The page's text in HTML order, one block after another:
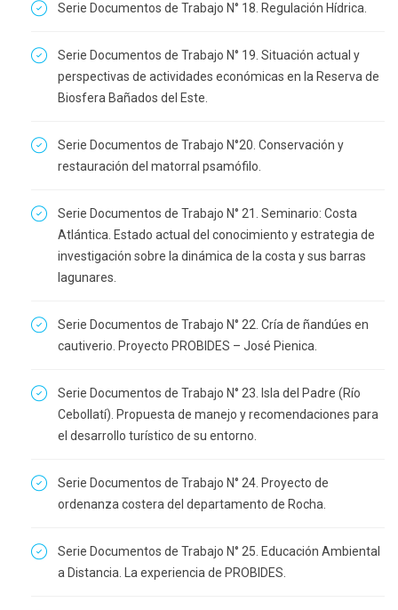
Serie Documentos de Trabajo N° 18. Regulación Hídrica.
Serie Documentos de Trabajo N° 19. Situación actual y
perspectivas de actividades económicas en la Reserva de
Biosfera Bañados del Este.
Serie Documentos de Trabajo N°20. Conservación y
restauración del matorral psamófilo.
Serie Documentos de Trabajo N° 21. Seminario: Costa
Atlántica. Estado actual del conocimiento y estrategia de
investigación sobre la dinámica de la costa y sus barras
lagunares.
Serie Documentos de Trabajo N° 22. Cría de ñandúes en
cautiverio. Proyecto PROBIDES – José Pienica.
Serie Documentos de Trabajo N° 23. Isla del Padre (Río
Cebollatí). Propuesta de manejo y recomendaciones para
el desarrollo turístico de su entorno.
Serie Documentos de Trabajo N° 24. Proyecto de
ordenanza costera del departamento de Rocha.
Serie Documentos de Trabajo N° 25. Educación Ambiental
a Distancia. La experiencia de PROBIDES.